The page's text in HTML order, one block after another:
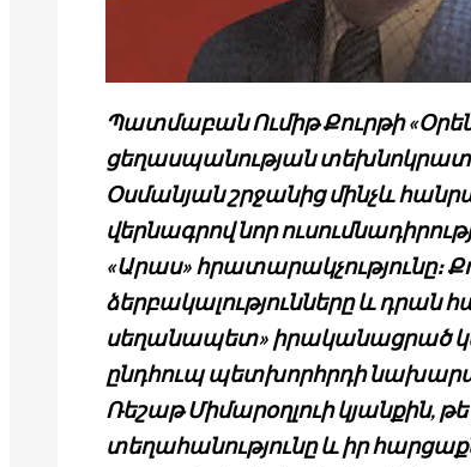
Պատմաբան Ումիթ Քուրթի
ցեղասպանության տեխնոկրատ
Օսմանյան շրջանից մինչև
վերնագրով նոր
«Արաս» հրատարակչությունը։
ձերբակալությունները և դրան
սեղանապետ» իրականացրած
ընդհուպ պետխորհրդի
Ռեշաթ Միմարօղլուի կյանքին,
տեղահանությունը և իր